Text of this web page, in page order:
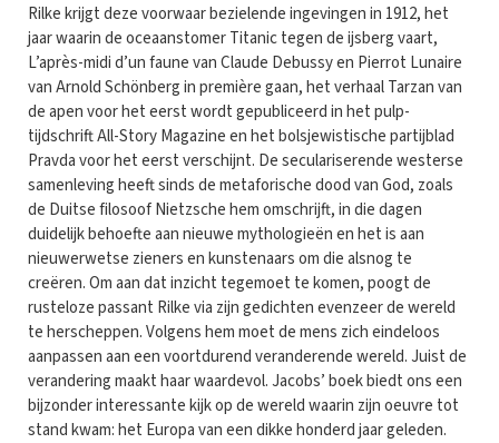
Rilke krijgt deze voorwaar bezielende ingevingen in 1912, het
jaar waarin de oceaanstomer Titanic tegen de ijsberg vaart,
L’après-midi d’un faune van Claude Debussy en Pierrot Lunaire
van Arnold Schönberg in première gaan, het verhaal Tarzan van
de apen voor het eerst wordt gepubliceerd in het pulp-
tijdschrift All-Story Magazine en het bolsjewistische partijblad
Pravda voor het eerst verschijnt. De seculariserende westerse
samenleving heeft sinds de metaforische dood van God, zoals
de Duitse filosoof Nietzsche hem omschrijft, in die dagen
duidelijk behoefte aan nieuwe mythologieën en het is aan
nieuwerwetse zieners en kunstenaars om die alsnog te
creëren. Om aan dat inzicht tegemoet te komen, poogt de
rusteloze passant Rilke via zijn gedichten evenzeer de wereld
te herscheppen. Volgens hem moet de mens zich eindeloos
aanpassen aan een voortdurend veranderende wereld. Juist de
verandering maakt haar waardevol. Jacobs’ boek biedt ons een
bijzonder interessante kijk op de wereld waarin zijn oeuvre tot
stand kwam: het Europa van een dikke honderd jaar geleden.